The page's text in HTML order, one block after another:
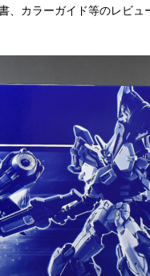
、カラーガイド等のレビ